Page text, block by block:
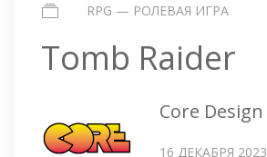
RPG — РОЛЕВАЯ ИГРА
Tomb Raider
Core Design
16 ДЕКАБРЯ 2023